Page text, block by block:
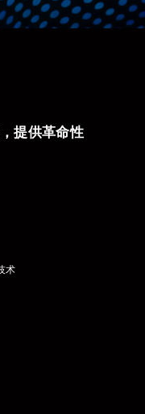
提供革命性
术